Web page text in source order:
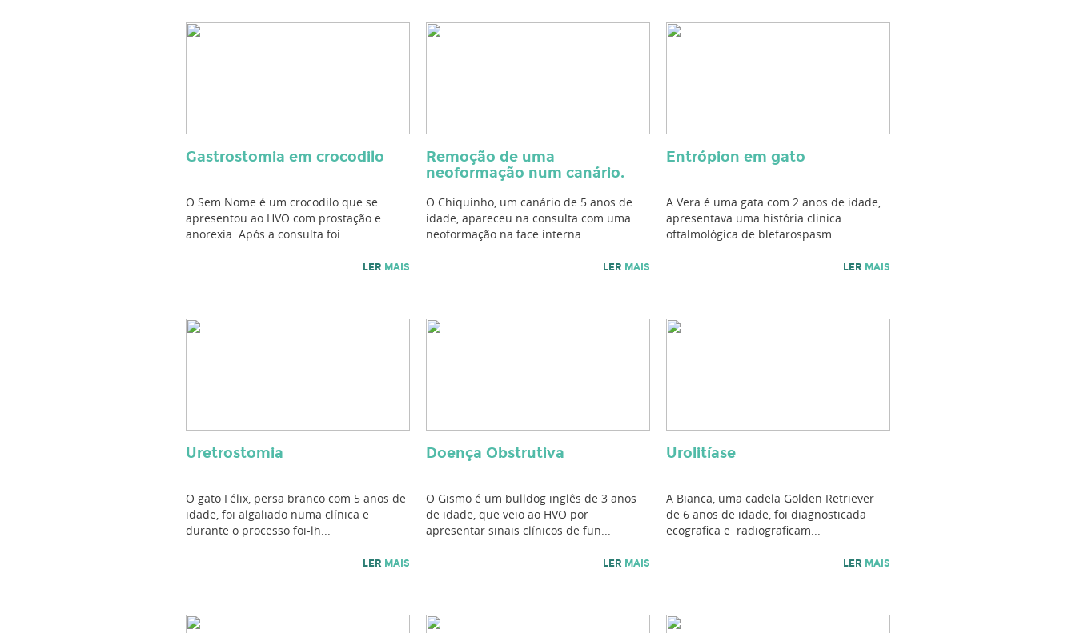
Gastrostomia em crocodilo
O Sem Nome é um crocodilo que se
apresentou ao HVO com prostação e
anorexia. Após a consulta foi ...
LER MAIS
Remoção de uma
neoformação num canário.
O Chiquinho, um canário de 5 anos de
idade, apareceu na consulta com uma
neoformação na face interna ...
LER MAIS
Entrópion em gato
A Vera é uma gata com 2 anos de idade,
apresentava uma história clinica
oftalmológica de blefarospasm...
LER MAIS
Uretrostomia
O gato Félix, persa branco com 5 anos de
idade, foi algaliado numa clínica e
durante o processo foi-lh...
LER MAIS
Doença Obstrutiva
O Gismo é um bulldog inglês de 3 anos
de idade, que veio ao HVO por
apresentar sinais clínicos de fun...
LER MAIS
Urolitíase
A Bianca, uma cadela Golden Retriever
de 6 anos de idade, foi diagnosticada
ecografica e radiograficam...
LER MAIS